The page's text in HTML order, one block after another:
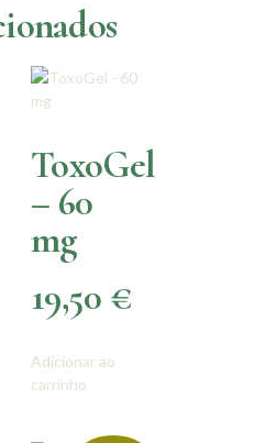
ToxoGel
– 60
mg
19,50 €
Adicionar ao
carrinho